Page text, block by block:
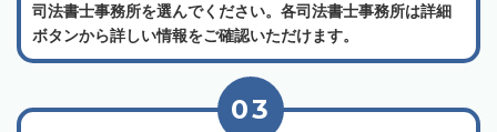
司法書士事務所を選んでください。各司法書士事務所は詳細
ボタンから詳しい情報をご確認いただけます。
03